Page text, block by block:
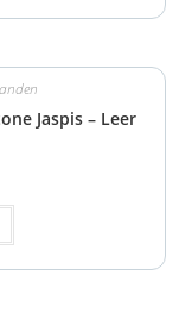
Jaspis – Leer